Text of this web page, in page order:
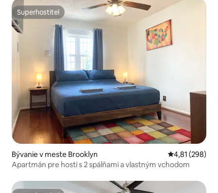
Superhostiteľ
Superhostiteľ
Bývanie v meste Brooklyn Priemerné
4,81 (298)
Apartmán pre hostí s 2 spálňami a vlastným vchodom